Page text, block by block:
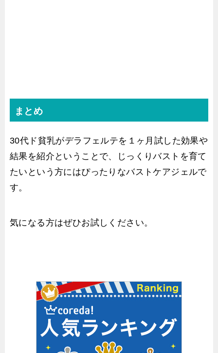
まとめ
30代ド貧乳がデラフェルテを１ヶ月試した効果や
結果を紹介ということで、じっくりバストを育て
たいという方にはぴったりなバストケアジェルで
す。
気になる方はぜひお試しください。